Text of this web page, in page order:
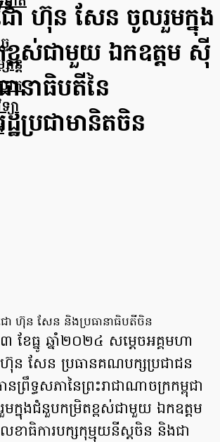
ន្ត
ក
យា
ោ ហ៊ុន សែន ចូលរួមក្នុង
ពស់ជាមួយ ឯកឧត្តម ស៊ី
នាធិបតីនៃ
ឋប្រជាមានិតចិន
ជោ ហ៊ុន សែន និងប្រធានាធិបតីចិន
ខែធ្នូ ឆ្នាំ២០២៤ សម្តេចអគ្គមហា
ន សែន ប្រធានគណបក្សប្រជាជន
នព្រឹទ្ធសភានៃព្រះរាជាណាចក្រកម្ពុជា
ក្នុងជំនួបកម្រិតខ្ពស់ជាមួយ ឯកឧត្តម
ាធិការបក្សកុម្មុយនីស្តចិន និងជា